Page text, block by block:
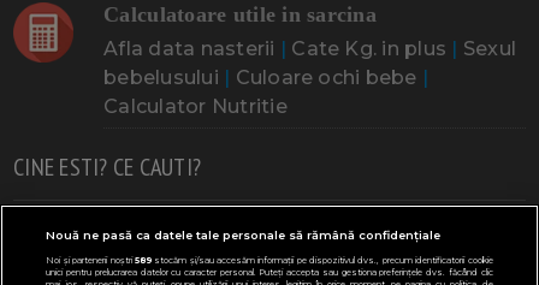
Calculatoare utile in sarcina
Afla data nasterii | Cate Kg. in plus | Sexul
bebelusului | Culoare ochi bebe |
Calculator Nutritie
CINE ESTI? CE CAUTI?
Doresc un copil Adoptia Probleme cu sarcina
Urmeaza sa nasc Probleme alaptare Bebe plange
Nouă ne pasă ca datele tale personale să rămână confidențiale
Noi și partenerii noștri589stocăm și/sau accesăm informații pe dispozitivul dvs., precum identificatorii cookie
unici pentru prelucrarea datelor cu caracter personal. Puteți accepta sau gestiona preferințele dvs. făcând clic